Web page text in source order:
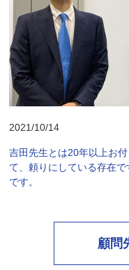
2021/10/14
吉田先生とは20年以上お
て、頼りにしている存在
です。
顧問